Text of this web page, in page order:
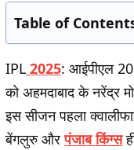
Table of
IPL 2025: आईपीएल
को अहमदाबाद के नरेंद्र
इस सीजन पहला
बेंगलुरु औरपंजाब किंग्स